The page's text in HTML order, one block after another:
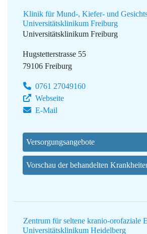
Klinik für Mund-, Kiefer- und
Universitätsklinikum Freiburg
Universitätsklinikum Freiburg
Hugstetterstrasse 55
79106 Freiburg
0761 27049160
Webseite
E-Mail
Versorgungsangebote
Vorschau der behandelten
Zentrum für seltene kranio-orofaziale
Universitätsklinikum Heidelberg